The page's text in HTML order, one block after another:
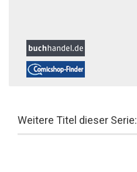
Weitere Titel dieser Serie: